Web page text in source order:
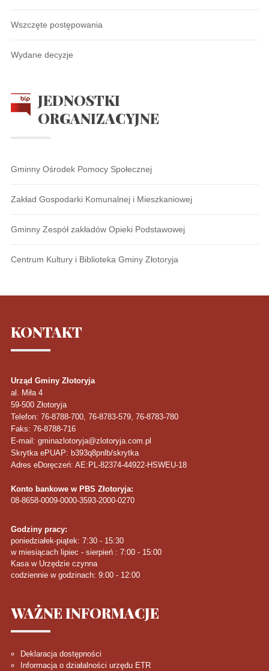
Wszczęte postępowania
Wydane decyzje
JEDNOSTKI
ORGANIZACYJNE
Gminny Ośrodek Pomocy Społecznej
Zakład Gospodarki Komunalnej i Mieszkaniowej
Gminny Zespół zakładów Opieki Podstawowej
Centrum Kultury i Biblioteka Gminy Złotoryja
KONTAKT
Urząd Gminy Złotoryja
al. Miła 4
59-500 Złotoryja
Telefon: 76-8788-700, 76-8783-579, 76-8783-780
Faks: 76-8788-716
E-mail: gminazlotoryja@zlotoryja.com.pl
Skrytka ePUAP: b393q8pnlb/skrytka
Adres eDoręczeń: AE:PL-82374-44922-HSWEU-18
Konto bankowe w PBS Złotoryja:
08-8658-0009-0000-3593-2000-0270
Godziny pracy:
poniedziałek-piątek: 7:30 - 15:30
w miesiącach lipiec - sierpień : 7:00 - 15:00
Kasa w Urzędzie czynna
codziennie w godzinach: 9:00 - 12:00
WAŻNEINFORMACJE
Deklaracja dostępności
Informacja o działalności urzędu ETR